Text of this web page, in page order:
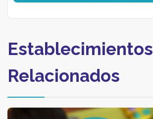
Establecimientos
Relacionados